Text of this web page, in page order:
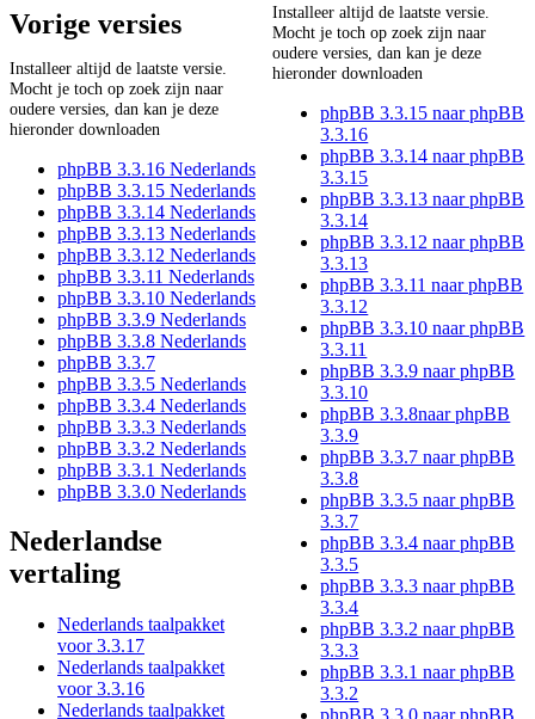
Vorige versies
Installeer altijd de laatste versie.
Mocht je toch op zoek zijn naar
oudere versies, dan kan je deze
hieronder downloaden
phpBB 3.3.16 Nederlands
phpBB 3.3.15 Nederlands
phpBB 3.3.14 Nederlands
phpBB 3.3.13 Nederlands
phpBB 3.3.12 Nederlands
phpBB 3.3.11 Nederlands
phpBB 3.3.10 Nederlands
phpBB 3.3.9 Nederlands
phpBB 3.3.8 Nederlands
phpBB 3.3.7
phpBB 3.3.5 Nederlands
phpBB 3.3.4 Nederlands
phpBB 3.3.3 Nederlands
phpBB 3.3.2 Nederlands
phpBB 3.3.1 Nederlands
phpBB 3.3.0 Nederlands
Nederlandse
vertaling
Nederlands taalpakket
voor 3.3.17
Nederlands taalpakket
voor 3.3.16
Nederlands taalpakket
Installeer altijd de laatste versie.
Mocht je toch op zoek zijn naar
oudere versies, dan kan je deze
hieronder downloaden
phpBB 3.3.15 naar phpBB
3.3.16
phpBB 3.3.14 naar phpBB
3.3.15
phpBB 3.3.13 naar phpBB
3.3.14
phpBB 3.3.12 naar phpBB
3.3.13
phpBB 3.3.11 naar phpBB
3.3.12
phpBB 3.3.10 naar phpBB
3.3.11
phpBB 3.3.9 naar phpBB
3.3.10
phpBB 3.3.8naar phpBB
3.3.9
phpBB 3.3.7 naar phpBB
3.3.8
phpBB 3.3.5 naar phpBB
3.3.7
phpBB 3.3.4 naar phpBB
3.3.5
phpBB 3.3.3 naar phpBB
3.3.4
phpBB 3.3.2 naar phpBB
3.3.3
phpBB 3.3.1 naar phpBB
3.3.2
phpBB 3.3.0 naar phpBB